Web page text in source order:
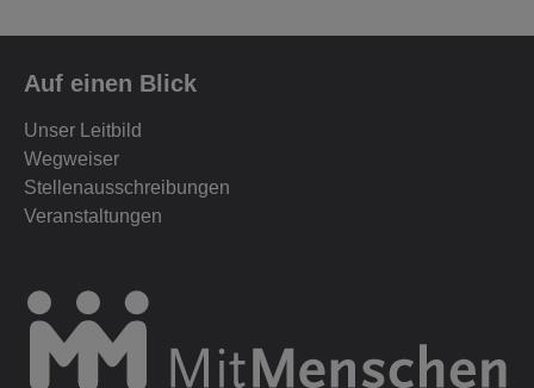
Auf einen Blick
Unser Leitbild
Wegweiser
Stellenausschreibungen
Veranstaltungen